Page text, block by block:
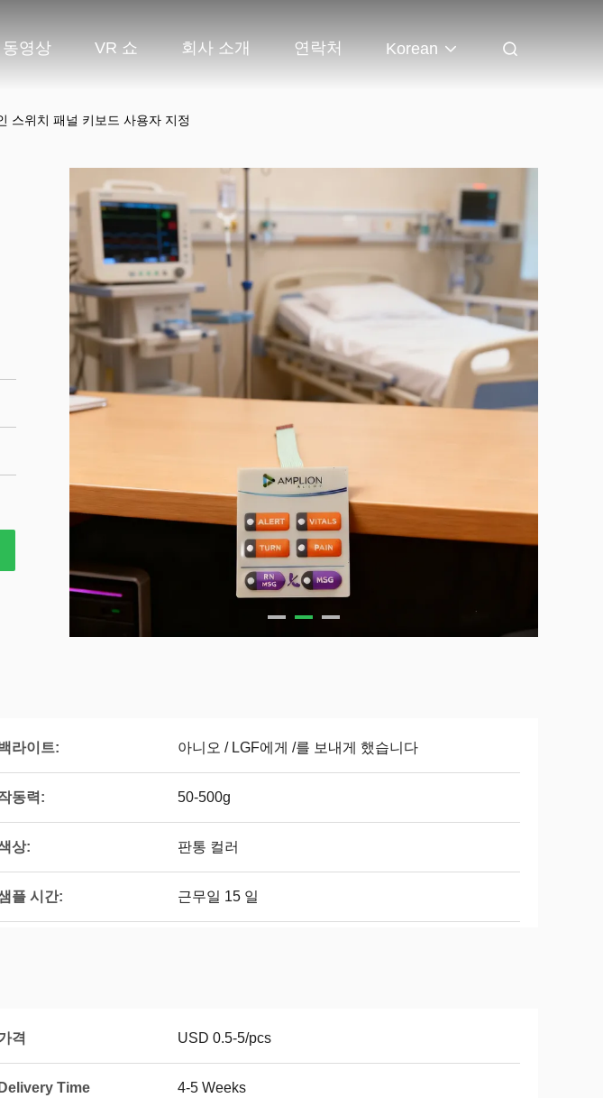
동영상 VR 쇼 회사 소개 연락처 Korean
스위치 패널 키보드 사용자 지정
라이트: 아니오 / LGF에게 /를 보내게 했습니다
동력: 50-500g
상: 판통 컬러
플 시간: 근무일 15 일
격 USD 0.5-5/pcs
Delivery Time 4-5 Weeks